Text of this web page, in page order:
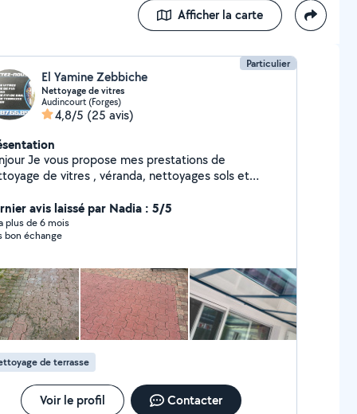
Afficher la carte
Particulier
El Yamine Zebbiche
Nettoyage de vitres
Audincourt (Forges)
4,8/5 (25 avis)
Je vous propose mes prestations de
de vitres , véranda, nettoyages sols et
avis laissé par Nadia : 5/5
plus de 6 mois
bon échange
de terrasse
Voir le profil Contacter